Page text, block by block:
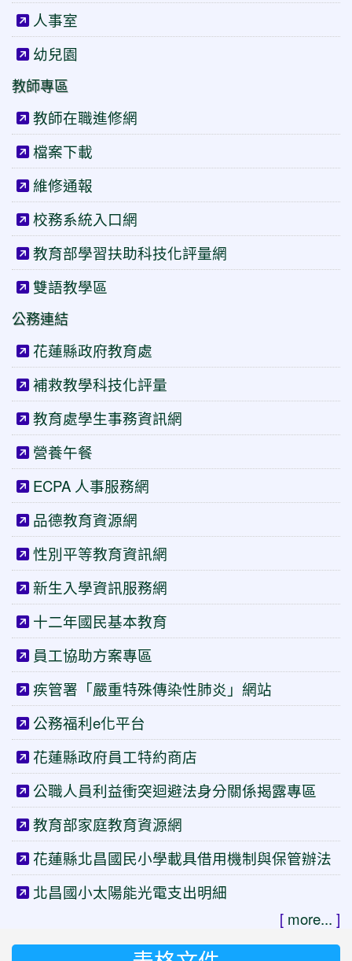
人事室
幼兒園
教師專區
教師在職進修網
檔案下載
維修通報
校務系統入口網
教育部學習扶助科技化評量網
雙語教學區
公務連結
花蓮縣政府教育處
補救教學科技化評量
教育處學生事務資訊網
營養午餐
ECPA 人事服務網
品德教育資源網
性別平等教育資訊網
新生入學資訊服務網
十二年國民基本教育
員工協助方案專區
疾管署「嚴重特殊傳染性肺炎」網站
公務福利e化平台
花蓮縣政府員工特約商店
公職人員利益衝突迴避法身分關係揭露專區
教育部家庭教育資源網
花蓮縣北昌國民小學載具借用機制與保管辦法
北昌國小太陽能光電支出明細
[ more... ]